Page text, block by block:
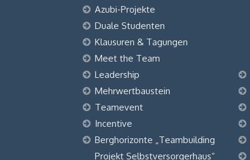
Azubi-Projekte
Duale Studenten
Klausuren & Tagungen
Meet the Team
Leadership
Mehrwertbaustein
Teamevent
Incentive
Berghorizonte „Teambuilding
Projekt Selbstversorgerhaus“